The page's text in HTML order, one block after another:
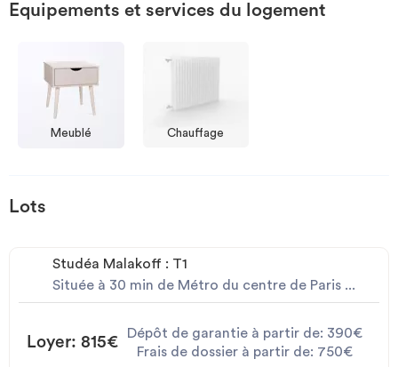
Equipements et services du logement
Meublé Chauffage
Lots
Studéa Malakoff : T1
Située à 30 min de Métro du centre de Paris ...
Loyer: 815€
Dépôt de garantie à partir de: 390€
Frais de dossier à partir de: 750€